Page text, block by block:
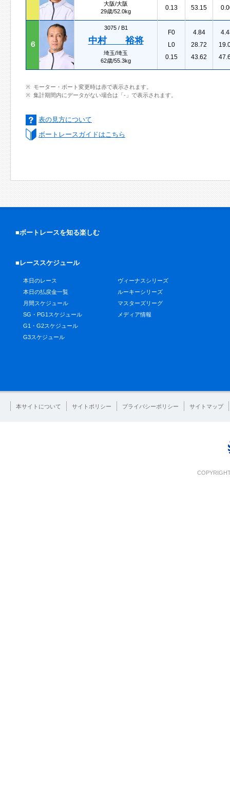
大阪/大阪
29歳/52.0kg
0.13
53.15
６
3075 / B1
中村 裕将
埼玉/埼玉
62歳/55.3kg
F0
L0
0.15
4.84
28.72
43.62
モーター・ボート変更時は赤で表示されます。
集計期間内にデータがない場合は「-」で表示されます。
表の見方について
ボートレースガイドはこちら
■ボートレースを知る楽しむ
■レーススケジュール
本日のレース
本日の払戻金一覧
月間スケジュール
SG・PG1スケジュール
G1・G2スケジュール
G3スケジュール
ヴィーナスシリーズ
ルーキーシリーズ
マスターズリーグ
メディア情報
本サイトについて サイトポリシー プライバシーポリシー サイトマップ